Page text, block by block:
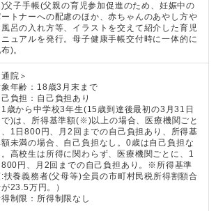
父子手帳(父親の育児参加促進のため、妊娠中の
トナーへの配慮のほか、赤ちゃんのあやし方や
風呂の入れ方等、イラストを交えて紹介した育児
ニュアルを発行。母子健康手帳交付時に一体的に
)。
通院＞
年齢： 18歳3月末まで
負担： 自己負担あり
1歳から中学校3年生(15歳到達後最初の3月31日
で)は、所得基準額(※)以上の場合、医療機関ごと
、1日800円、月2回までの自己負担あり、所得基
未満の場合、自己負担なし。0歳は自己負担な
。高校生は所得に関わらず、医療機関ごとに、1
800円、月2回までの自己負担あり。※所得基準
扶養義務者(父母等)全員の市町村民税所得割額合
23.5万円。
）
制限： 所得制限なし